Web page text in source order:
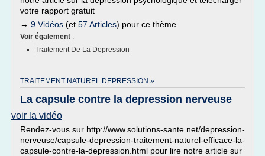
votre rapport gratuit
→ 9 Vidéos (et 57 Articles) pour ce thème
Voir également :
Traitement De La Depression
TRAITEMENT NATUREL DEPRESSION »
La capsule contre la depression nerveuse
voir la vidéo
Rendez-vous sur http://www.solutions-sante.net/depression-
nerveuse/capsule-depression-traitement-naturel-efficace-la-
capsule-contre-la-depression.html pour lire notre article sur